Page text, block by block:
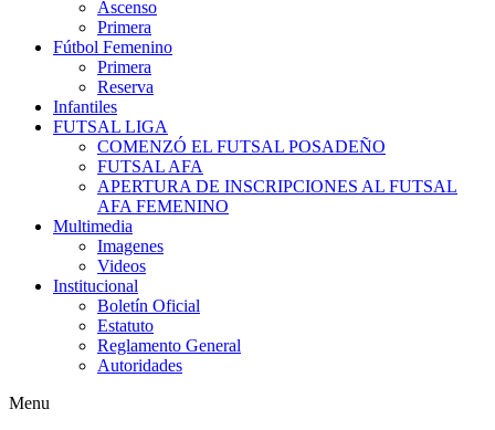
Ascenso
Primera
Fútbol Femenino
Primera
Reserva
Infantiles
FUTSAL LIGA
COMENZÓ EL FUTSAL POSADEÑO
FUTSAL AFA
APERTURA DE INSCRIPCIONES AL FUTSAL
AFA FEMENINO
Multimedia
Imagenes
Videos
Institucional
Boletín Oficial
Estatuto
Reglamento General
Autoridades
Menu